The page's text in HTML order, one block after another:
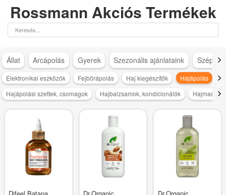
Rossmann Akciós Termékek
Állat Arcápolás Gyerek Szezonális ajánlataink
Elektronikai eszközök Fejbőrápolás Haj kiegészítők Hajápolás
Hajápolási szettek, csomagok
Hajbalzsamok, kondícionálók